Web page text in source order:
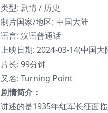
类型: 剧情 / 历史
制片国家/地区: 中国大陆
语言: 汉语普通话
上映日期: 2024-03-14(中国大
片长: 99分钟
又名: Turning Point
剧情简介：
讲述的是1935年红军长征面